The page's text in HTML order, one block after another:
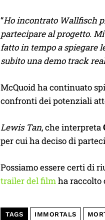
“Ho incontrato Wallfisch
partecipare al progetto.
fatto in tempo a spiegare
subito una demo track
McQuoid ha continuato
confronti dei potenziali
Lewis Tan, che interpreta
per cui ha deciso di
Possiamo essere certi di
trailer del filmha raccolto
TAGS IMMORTALS